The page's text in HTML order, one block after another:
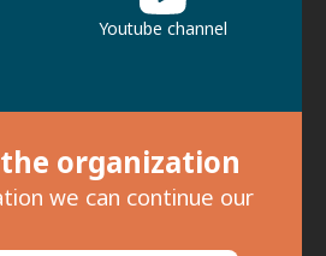
organization
we can continue our
Youtube channel